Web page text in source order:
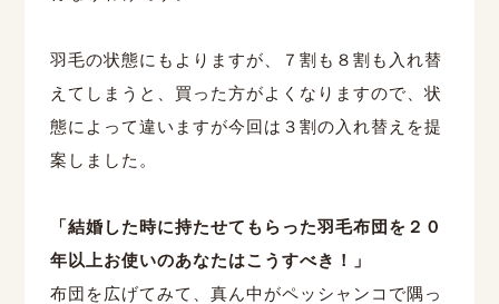
羽毛の状態にもよりますが、７割も８割も入れ替
えてしまうと、買った方がよくなりますので、状
態によって違いますが今回は３割の入れ替えを提
案しました。
「結婚した時に持たせてもらった羽毛布団を２０
年以上お使いのあなたはこうすべき！」
布団を広げてみて、真ん中がペッシャンコで隅っ